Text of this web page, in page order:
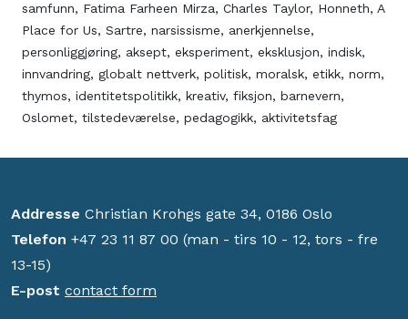
samfunn, Fatima Farheen Mirza, Charles Taylor, Honneth, A
Place for Us, Sartre, narsissisme, anerkjennelse,
personliggjøring, aksept, eksperiment, eksklusjon, indisk,
innvandring, globalt nettverk, politisk, moralsk, etikk, norm,
thymos, identitetspolitikk, kreativ, fiksjon, barnevern,
Oslomet, tilstedeværelse, pedagogikk, aktivitetsfag
Addresse Christian Krohgs gate 34, 0186 Oslo
Telefon +47 23 11 87 00 (man - tirs 10 - 12, tors - fre
13-15)
E-post contact form